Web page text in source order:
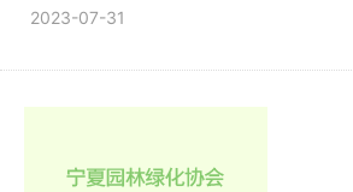
2023-07-31